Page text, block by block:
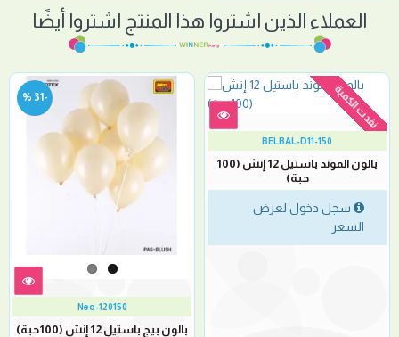
العملاء الذين اشتروا هذا المنتج اشتروا أيضًا
نفدت الكمية
BELBAL-D11-150
بالون الموند باستيل 12 إنش (100
حبة)
سجل دخول لعرض
السعر
-31 %
Neo-120150
بالون بيج باستيل 12 إنش (100حبة)